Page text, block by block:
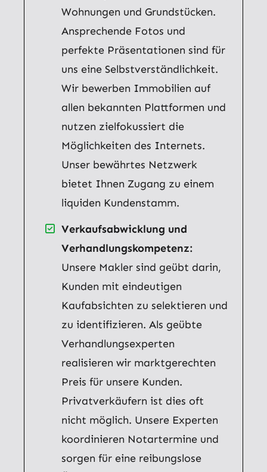
Wohnungen und Grundstücken.
Ansprechende Fotos und
perfekte Präsentationen sind für
uns eine Selbstverständlichkeit.
Wir bewerben Immobilien auf
allen bekannten Plattformen und
nutzen zielfokussiert die
Möglichkeiten des Internets.
Unser bewährtes Netzwerk
bietet Ihnen Zugang zu einem
liquiden Kundenstamm.
Verkaufsabwicklung und
Verhandlungskompetenz:
Unsere Makler sind geübt darin,
Kunden mit eindeutigen
Kaufabsichten zu selektieren und
zu identifizieren. Als geübte
Verhandlungsexperten
realisieren wir marktgerechten
Preis für unsere Kunden.
Privatverkäufern ist dies oft
nicht möglich. Unsere Experten
koordinieren Notartermine und
sorgen für eine reibungslose